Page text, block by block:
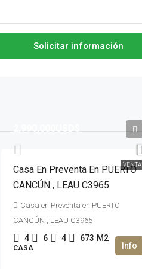
Solicitar información
VENTA
2,990,000USD$
Casa En Preventa En PUERTO
CANCÚN , LEAU C3965
Casa en Preventa en PUERTO
CANCÚN , LEAU C3965
4 6 4 673 M2
CASA